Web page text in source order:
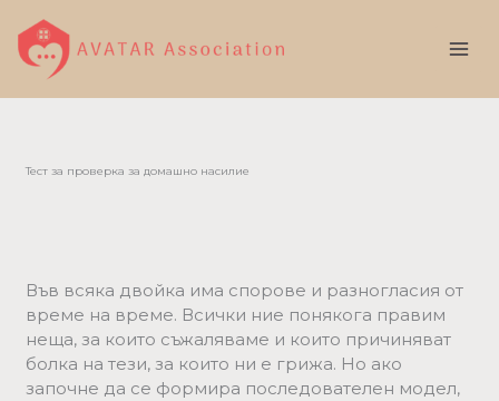
content
Тест за проверка за домашно насилие
Във всяка двойка има спорове и разногласия от
време на време. Всички ние понякога правим
неща, за които съжаляваме и които причиняват
болка на тези, за които ни е грижа. Но ако
започне да се формира последователен модел,